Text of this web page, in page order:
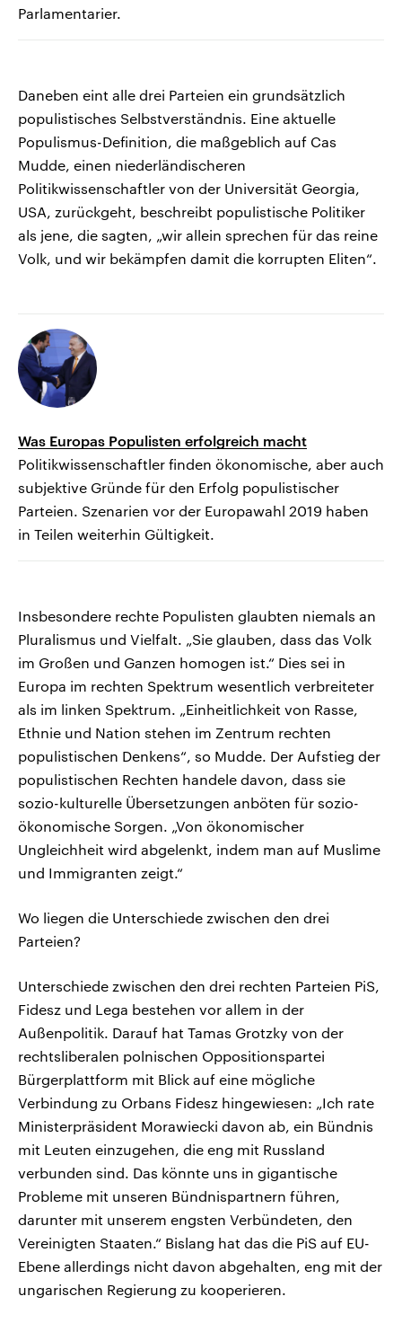
Parlamentarier.
Daneben eint alle drei Parteien ein grundsätzlich
populistisches Selbstverständnis. Eine aktuelle
Populismus-Definition, die maßgeblich auf Cas
Mudde, einen niederländischeren
Politikwissenschaftler von der Universität Georgia,
USA, zurückgeht, beschreibt populistische Politiker
als jene, die sagten, „wir allein sprechen für das reine
Volk, und wir bekämpfen damit die korrupten Eliten“.
Was Europas Populisten erfolgreich macht
Politikwissenschaftler finden ökonomische, aber auch
subjektive Gründe für den Erfolg populistischer
Parteien. Szenarien vor der Europawahl 2019 haben
in Teilen weiterhin Gültigkeit.
Insbesondere rechte Populisten glaubten niemals an
Pluralismus und Vielfalt. „Sie glauben, dass das Volk
im Großen und Ganzen homogen ist.“ Dies sei in
Europa im rechten Spektrum wesentlich verbreiteter
als im linken Spektrum. „Einheitlichkeit von Rasse,
Ethnie und Nation stehen im Zentrum rechten
populistischen Denkens“, so Mudde. Der Aufstieg der
populistischen Rechten handele davon, dass sie
sozio-kulturelle Übersetzungen anböten für sozio-
ökonomische Sorgen. „Von ökonomischer
Ungleichheit wird abgelenkt, indem man auf Muslime
und Immigranten zeigt.“
Wo liegen die Unterschiede zwischen den drei
Parteien?
Unterschiede zwischen den drei rechten Parteien PiS,
Fidesz und Lega bestehen vor allem in der
Außenpolitik. Darauf hat Tamas Grotzky von der
rechtsliberalen polnischen Oppositionspartei
Bürgerplattform mit Blick auf eine mögliche
Verbindung zu Orbans Fidesz hingewiesen: „Ich rate
Ministerpräsident Morawiecki davon ab, ein Bündnis
mit Leuten einzugehen, die eng mit Russland
verbunden sind. Das könnte uns in gigantische
Probleme mit unseren Bündnispartnern führen,
darunter mit unserem engsten Verbündeten, den
Vereinigten Staaten.“ Bislang hat das die PiS auf EU-
Ebene allerdings nicht davon abgehalten, eng mit der
ungarischen Regierung zu kooperieren.